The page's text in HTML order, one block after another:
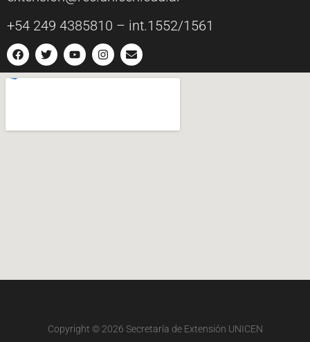
+54 249 4385810 – int.1552/1561
Copyright © 2026 Secretaría de Extensión UNICEN